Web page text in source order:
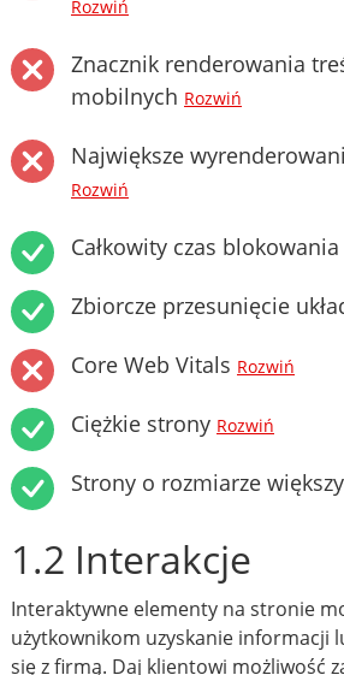
Rozwiń
Znacznik renderowania
mobilnych Rozwiń
Największe
Rozwiń
Całkowity czas blokowania
Zbiorcze przesunięcie
Core Web Vitals Rozwiń
Ciężkie strony Rozwiń
Strony o rozmiarze
1.2 Interakcje
Interaktywne elementy na stronie
użytkownikom uzyskanie informacji
się z firmą. Daj klientowi możliwość